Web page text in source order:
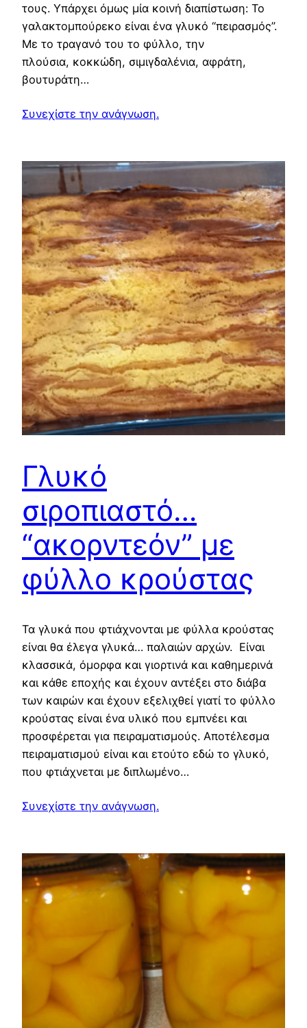
τους. Υπάρχει όμως μία κοινή διαπίστωση: Το
γαλακτομπούρεκο είναι ένα γλυκό “πειρασμός”.
Με το τραγανό του το φύλλο, την
πλούσια, κοκκώδη, σιμιγδαλένια, αφράτη,
βουτυράτη…
Συνεχίστε την ανάγνωση.
Γλυκό
σιροπιαστό…
“ακορντεόν” με
φύλλο κρούστας
Τα γλυκά που φτιάχνονται με φύλλα κρούστας
είναι θα έλεγα γλυκά… παλαιών αρχών. Είναι
κλασσικά, όμορφα και γιορτινά και καθημερινά
και κάθε εποχής και έχουν αντέξει στο διάβα
των καιρών και έχουν εξελιχθεί γιατί το φύλλο
κρούστας είναι ένα υλικό που εμπνέει και
προσφέρεται για πειραματισμούς. Αποτέλεσμα
πειραματισμού είναι και ετούτο εδώ το γλυκό,
που φτιάχνεται με διπλωμένο…
Συνεχίστε την ανάγνωση.